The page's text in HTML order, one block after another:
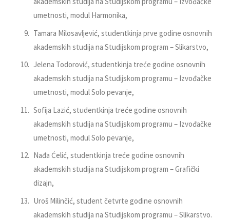
umetnosti, modul Harmonika,
Tamara Milosavljević, studentkinja prve godine osnovnih
akademskih studija na Studijskom program – Slikarstvo,
Jelena Todorović, studentkinja treće godine osnovnih
akademskih studija na Studijskom programu – Izvođačke
umetnosti, modul Solo pevanje,
Sofija Lazić, studentkinja treće godine osnovnih
akademskih studija na Studijskom programu – Izvođačke
umetnosti, modul Solo pevanje,
Nađa Ćelić, studentkinja treće godine osnovnih
akademskih studija na Studijskom program – Grafički
dizajn,
Uroš Milinčić, student četvrte godine osnovnih
akademskih studija na Studijskom programu – Slikarstvo.